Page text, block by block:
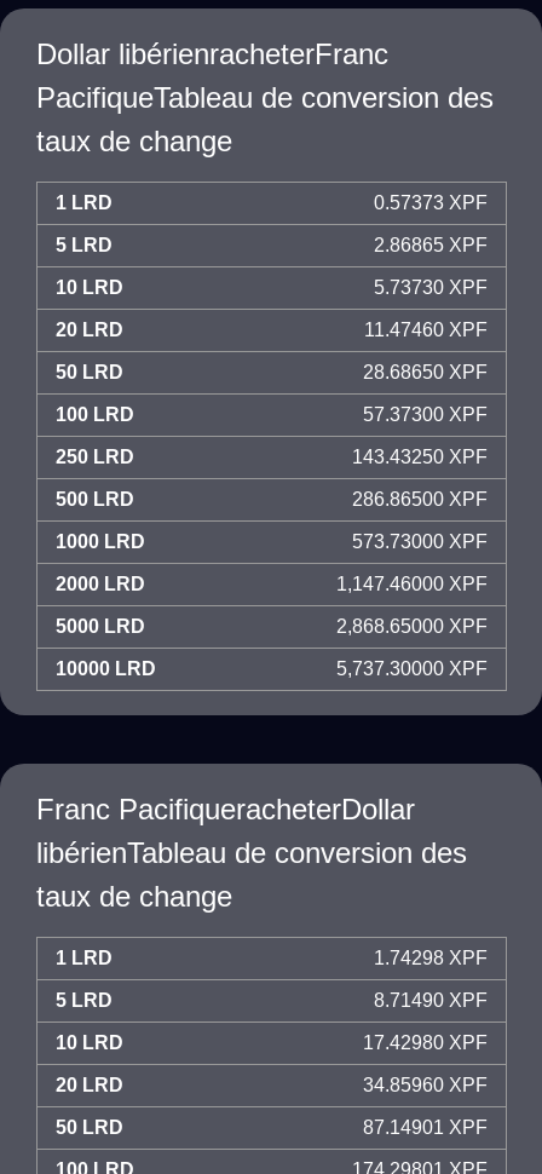
Dollar libérienracheterFranc
PacifiqueTableau de conversion des
taux de change
1 LRD 0.57373 XPF
5 LRD 2.86865 XPF
10 LRD 5.73730 XPF
20 LRD 11.47460 XPF
50 LRD 28.68650 XPF
100 LRD 57.37300 XPF
250 LRD 143.43250 XPF
500 LRD 286.86500 XPF
1000 LRD 573.73000 XPF
2000 LRD 1,147.46000 XPF
5000 LRD 2,868.65000 XPF
10000 LRD 5,737.30000 XPF
Franc PacifiqueracheterDollar
libérienTableau de conversion des
taux de change
1 LRD 1.74298 XPF
5 LRD 8.71490 XPF
10 LRD 17.42980 XPF
20 LRD 34.85960 XPF
50 LRD 87.14901 XPF
100 LRD 174.29801 XPF